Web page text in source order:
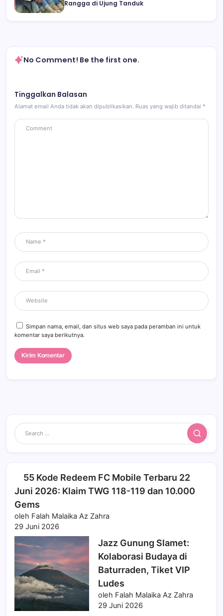
Rangga di Ujung Tanduk
No Comment! Be the first one.
Tinggalkan Balasan
Alamat email Anda tidak akan dipublikasikan. Ruas yang wajib ditandai *
Simpan nama, email, dan situs web saya pada peramban ini untuk
komentar saya berikutnya.
Search
55 Kode Redeem FC Mobile Terbaru 22
Juni 2026: Klaim TWG 118-119 dan 10.000
Gems
oleh Falah Malaika Az Zahra
29 Juni 2026
Jazz Gunung Slamet:
Kolaborasi Budaya di
Baturraden, Tiket VIP
Ludes
oleh Falah Malaika Az Zahra
29 Juni 2026